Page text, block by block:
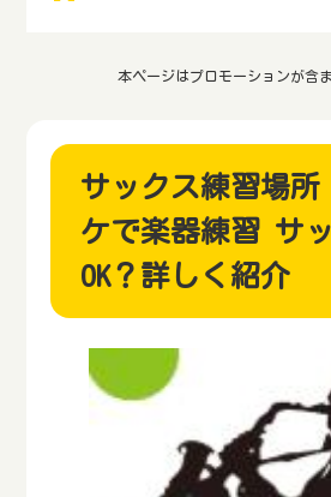
本ページはプロモーションが含
サックス練習場所
ケで楽器練習 サ
OK？詳しく紹介